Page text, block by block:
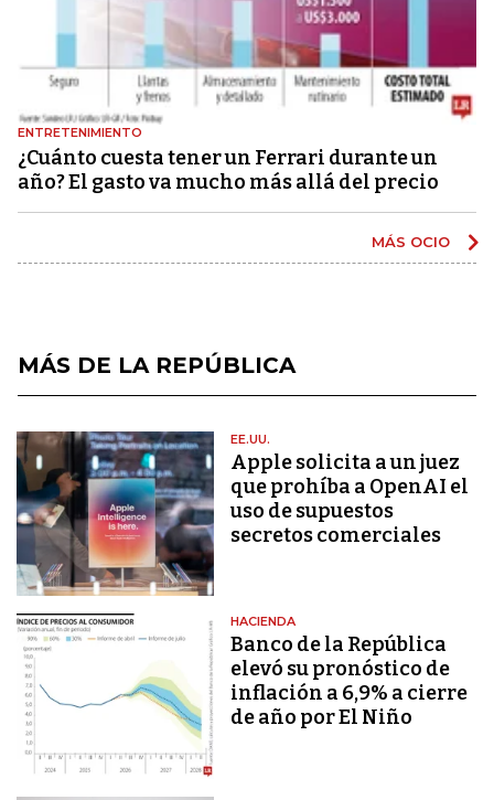
ENTRETENIMIENTO
¿Cuánto cuesta tener un Ferrari durante un
año? El gasto va mucho más allá del precio
MÁS OCIO
MÁS DE LA REPÚBLICA
EE.UU.
Apple solicita a un juez
que prohíba a OpenAI el
uso de supuestos
secretos comerciales
HACIENDA
Banco de la República
elevó su pronóstico de
inflación a 6,9% a cierre
de año por El Niño